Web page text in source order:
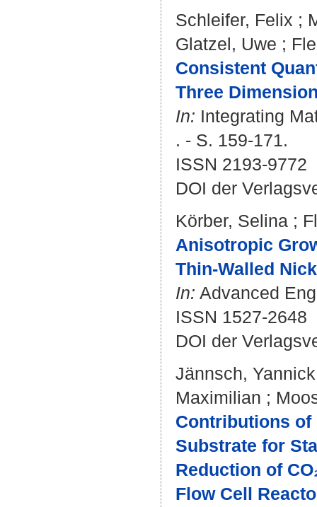
Schleifer, Felix ;
Glatzel, Uwe ;
Consistent
Three
In: Integrating
. - S. 159-171.
ISSN 2193-9772
DOI der
Körber, Selina ;
Anisotropic
Thin-Walled
In: Advanced
ISSN 1527-2648
DOI der
Jännsch, Yannick
Maximilian ;
Contributions of
Substrate for
Reduction of
Flow Cell